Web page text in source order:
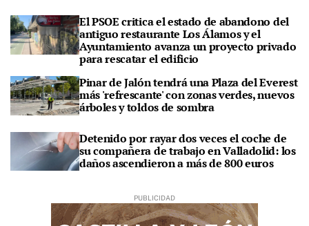
El PSOE critica el estado de abandono del
antiguo restaurante Los Álamos y el
Ayuntamiento avanza un proyecto privado
para rescatar el edificio
Pinar de Jalón tendrá una Plaza del Everest
más 'refrescante' con zonas verdes, nuevos
árboles y toldos de sombra
Detenido por rayar dos veces el coche de
su compañera de trabajo en Valladolid: los
daños ascendieron a más de 800 euros